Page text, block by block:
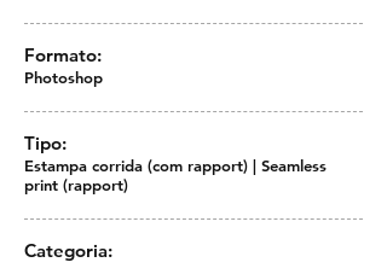
Formato:
Photoshop
Tipo:
Estampa corrida (com rapport) | Seamless
print (rapport)
Categoria: